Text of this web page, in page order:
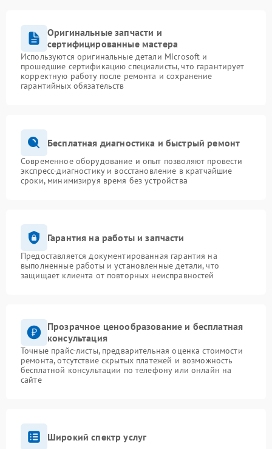
Оригинальные запчасти и
сертифицированные мастера
Используются оригинальные детали Microsoft и
прошедшие сертификацию специалисты, что гарантирует
корректную работу после ремонта и сохранение
гарантийных обязательств
Бесплатная диагностика и быстрый ремонт
Современное оборудование и опыт позволяют провести
экспресс-диагностику и восстановление в кратчайшие
сроки, минимизируя время без устройства
Гарантия на работы и запчасти
Предоставляется документированная гарантия на
выполненные работы и установленные детали, что
защищает клиента от повторных неисправностей
Прозрачное ценообразование и бесплатная
консультация
Точные прайс-листы, предварительная оценка стоимости
ремонта, отсутствие скрытых платежей и возможность
бесплатной консультации по телефону или онлайн на
сайте
Широкий спектр услуг